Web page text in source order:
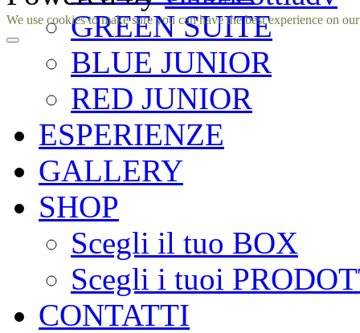
GREEN SUITE
BLUE JUNIOR
RED JUNIOR
ESPERIENZE
GALLERY
SHOP
Scegli il tuo BOX
Scegli i tuoi
CONTATTI
Facebook
Instagram
We use cookies to make sure you can have the best experience on